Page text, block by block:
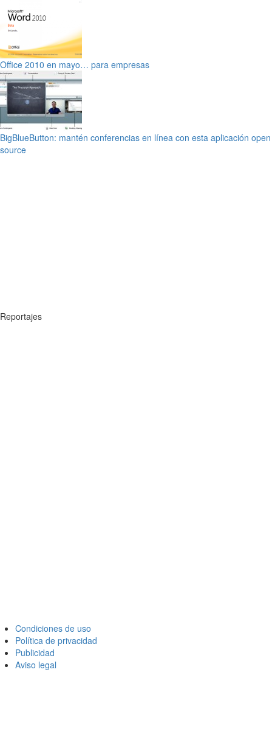
Office 2010 en mayo… para empresas
BigBlueButton: mantén conferencias en línea con esta aplicación open
source
Reportajes
Condiciones de uso
Política de privacidad
Publicidad
Aviso legal